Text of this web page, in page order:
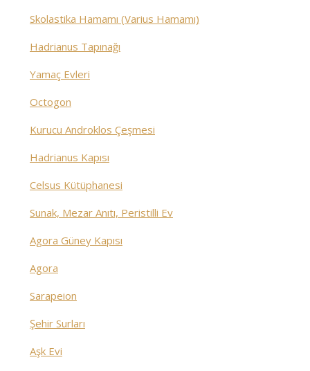
Skolastika Hamamı (Varius Hamamı)
Hadrianus Tapınağı
Yamaç Evleri
Octogon
Kurucu Androklos Çeşmesi
Hadrianus Kapısı
Celsus Kütüphanesi
Sunak, Mezar Anıtı, Peristilli Ev
Agora Güney Kapısı
Agora
Sarapeion
Şehir Surları
Aşk Evi